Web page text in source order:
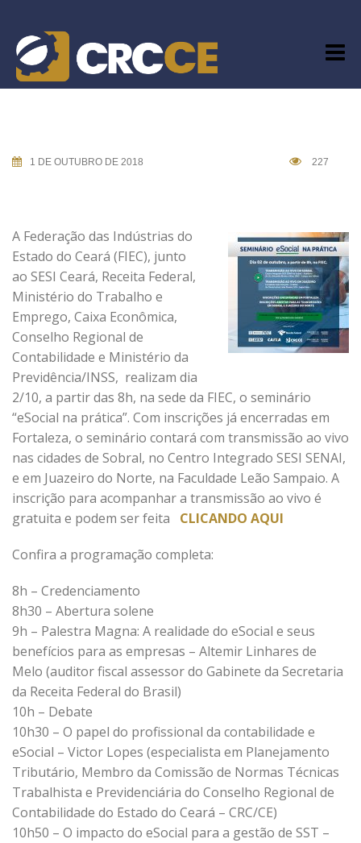
content
1 DE OUTUBRO DE 2018 227
A Federação das Indústrias do
Estado do Ceará (FIEC), junto
ao SESI Ceará, Receita Federal,
Ministério do Trabalho e
Emprego, Caixa Econômica,
Conselho Regional de
Contabilidade e Ministério da
Previdência/INSS, realizam dia
2/10, a partir das 8h, na sede da FIEC, o seminário
“eSocial na prática”. Com inscrições já encerradas em
Fortaleza, o seminário contará com transmissão ao vivo
nas cidades de Sobral, no Centro Integrado SESI SENAI,
e em Juazeiro do Norte, na Faculdade Leão Sampaio. A
inscrição para acompanhar a transmissão ao vivo é
gratuita e podem ser feita CLICANDO AQUI
Confira a programação completa:
8h – Credenciamento
8h30 – Abertura solene
9h – Palestra Magna: A realidade do eSocial e seus
benefícios para as empresas – Altemir Linhares de
Melo (auditor fiscal assessor do Gabinete da Secretaria
da Receita Federal do Brasil)
10h – Debate
10h30 – O papel do profissional da contabilidade e
eSocial – Victor Lopes (especialista em Planejamento
Tributário, Membro da Comissão de Normas Técnicas
Trabalhista e Previdenciária do Conselho Regional de
Contabilidade do Estado do Ceará – CRC/CE)
10h50 – O impacto do eSocial para a gestão de SST –